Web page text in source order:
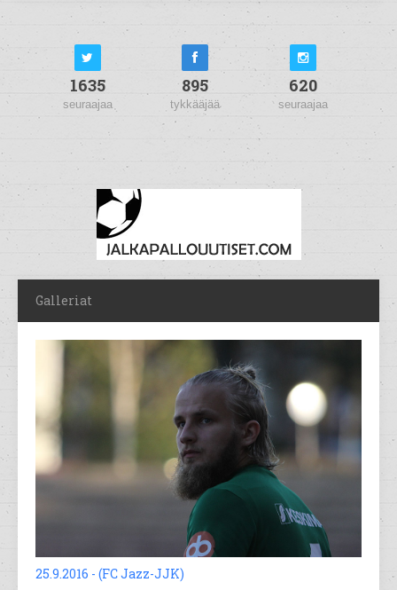
1635
seuraajaa
895
tykkääjää
620
seuraajaa
Galleriat
25.9.2016 - (FC Jazz-JJK)